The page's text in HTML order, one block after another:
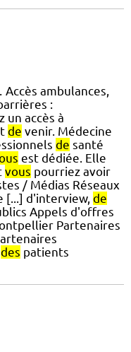
ambulances,
:
un accès à
de venir. Médecine
de santé
est dédiée. Elle
vous pourriez avoir
/ Médias Réseaux
[...] d'interview, de
Appels d'offres
Partenaires
des patients